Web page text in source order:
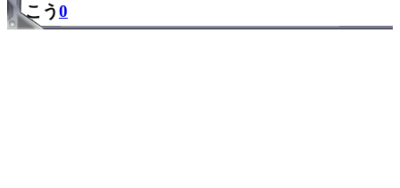
こう0